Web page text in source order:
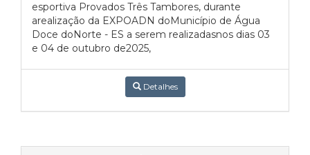
esportiva Provados Três Tambores, durante
arealização da EXPOADN doMunicípio de Água
Doce doNorte - ES a serem realizadasnos dias 03
e 04 de outubro de2025,
Detalhes